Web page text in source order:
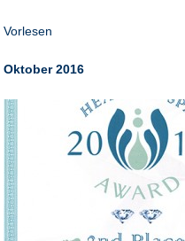
Vorlesen
Oktober 2016